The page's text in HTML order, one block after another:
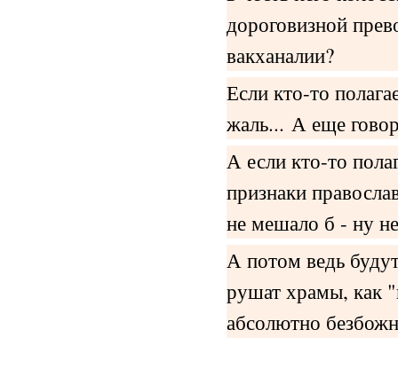
дороговизной
вакханалии?
Если кто-то
жаль... А еще
А если кто-то
признаки
не мешало б - ну
А потом ведь
рушат храмы, как
абсолютно